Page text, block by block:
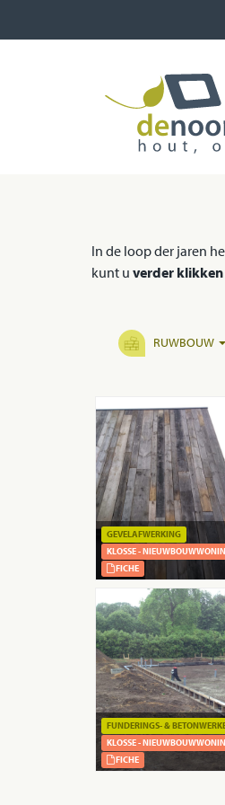
In de loop der jaren
kunt u verder
RUWBOUW
GEVELAFWERKING
KLOSSE -
FICHE
FUNDERINGS- &
KLOSSE -
FICHE